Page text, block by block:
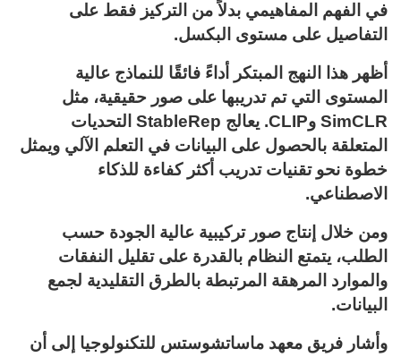
في الفهم المفاهيمي بدلاً من التركيز فقط على
التفاصيل على مستوى البكسل.
أظهر هذا النهج المبتكر أداءً فائقًا للنماذج عالية
المستوى التي تم تدريبها على صور حقيقية، مثل
SimCLR وCLIP. يعالج StableRep التحديات
المتعلقة بالحصول على البيانات في التعلم الآلي ويمثل
خطوة نحو تقنيات تدريب أكثر كفاءة للذكاء
الاصطناعي.
ومن خلال إنتاج صور تركيبية عالية الجودة حسب
الطلب، يتمتع النظام بالقدرة على تقليل النفقات
والموارد المرهقة المرتبطة بالطرق التقليدية لجمع
البيانات.
وأشار فريق معهد ماساتشوستس للتكنولوجيا إلى أن